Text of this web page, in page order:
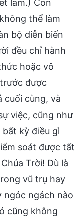
thể làm
bộ diễn biến
đều chỉ hành
hoặc vô
được
cuối cùng, và
việc, cũng như
kỳ điều gì
soát được tất
Trời! Dù là
vũ trụ hay
ngóc ngách nào
cũng không